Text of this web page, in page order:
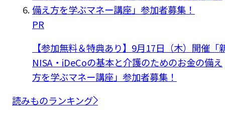
PR
【参加無料＆特典あり】9月17日（木）開催「
NISA・iDeCoの基本と介護のためのお金の備え
方を学ぶマネー講座」参加者募集！
読みものランキング